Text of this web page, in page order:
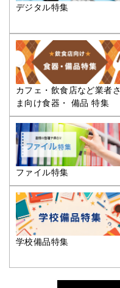
デジタル特集
カフェ・飲食店など業者さ
ま向け食器・ 備品 特集
ファイル特集
学校備品特集